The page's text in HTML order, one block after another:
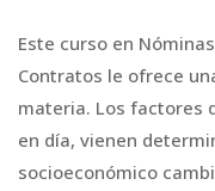
Este curso en
Contratos le ofrece
materia. Los factores
en día, vienen
socioeconómico